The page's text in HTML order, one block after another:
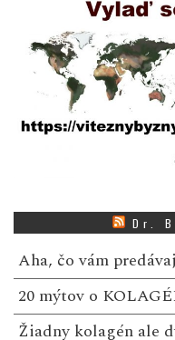
Dr.
Aha, čo vám
20 mýtov o
Žiadny kolagén ale